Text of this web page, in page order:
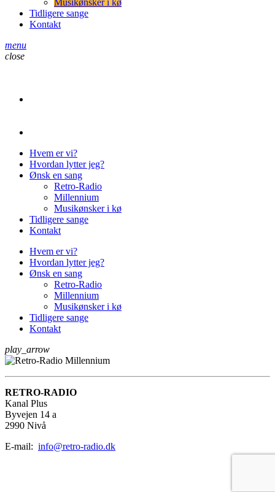
Musikønsker i kø
Tidligere sange
Kontakt
menu
close
Hvem er vi?
Hvordan lytter jeg?
Ønsk en sang
Retro-Radio
Millennium
Musikønsker i kø
Tidligere sange
Kontakt
Hvem er vi?
Hvordan lytter jeg?
Ønsk en sang
Retro-Radio
Millennium
Musikønsker i kø
Tidligere sange
Kontakt
play_arrow
RETRO-RADIO
Kanal Plus
Byvejen 14 a
2990 Nivå
E-mail: info@retro-radio.dk